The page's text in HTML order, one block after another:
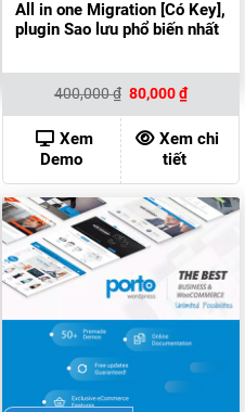
All in one Migration [Có Key],
plugin Sao lưu phổ biến nhất
400,000₫ Giá
gốc
là:
400,000 ₫.
80,000₫Giá
hiện
tại
là:
80,000
Xem
Demo
Xem chi
tiết